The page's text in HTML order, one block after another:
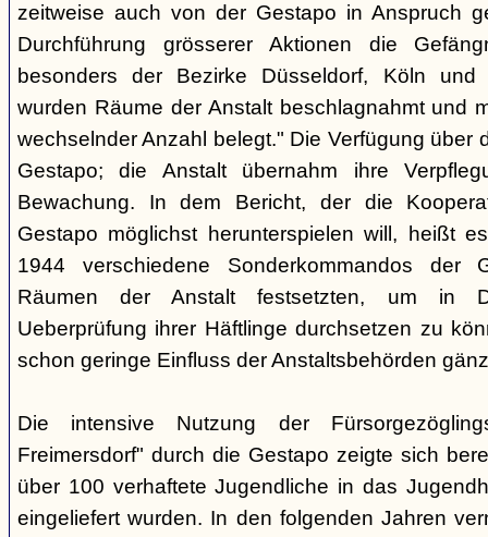
zeitweise auch von der Gestapo in Anspruch
Durchführung grösserer Aktionen die
besonders der Bezirke Düsseldorf, Köln und
wurden Räume der Anstalt beschlagnahmt und
wechselnder Anzahl belegt." Die Verfügung über
Gestapo; die Anstalt übernahm ihre
Bewachung. In dem Bericht, der die
Gestapo möglichst herunterspielen will, heißt
1944 verschiedene Sonderkommandos der
Räumen der Anstalt festsetzten, um in
Ueberprüfung ihrer Häftlinge durchsetzen zu
schon geringe Einfluss der Anstaltsbehörden
Die intensive Nutzung der
Freimersdorf" durch die Gestapo zeigte sich
über 100 verhaftete Jugendliche in das
eingeliefert wurden. In den folgenden Jahren